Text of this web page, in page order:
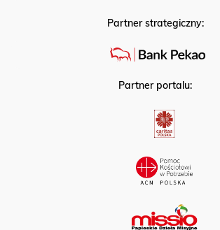
Partner strategiczny:
Partner portalu: